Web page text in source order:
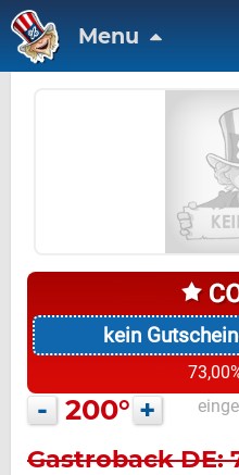
Menu
kein
- 200° +
Gastroback DE: